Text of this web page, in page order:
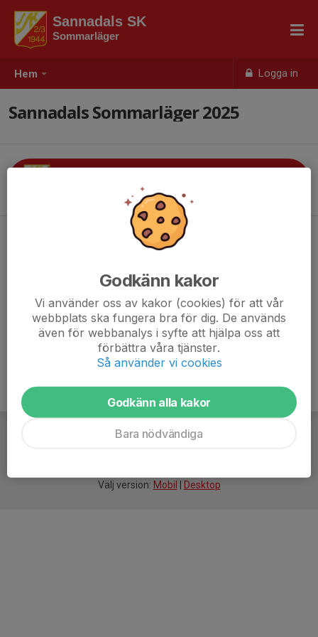
Hem Logga in
Sannadals SK
Sommarläger
Sannadals Sommarläger 2025
Välj version: Mobil Desktop
Godkänn kakor
Vi använder oss av kakor (cookies) för att vår
webbplats ska fungera bra för dig. De används
även för webbanalys i syfte att hjälpa oss att
förbättra våra tjänster.
Så använder vi cookies
Godkänn alla kakor
Bara nödvändiga